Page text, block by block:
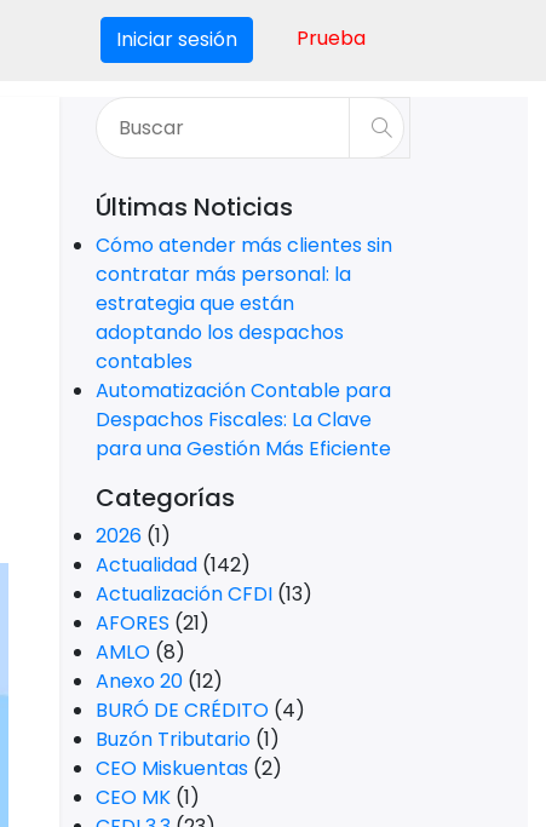
Iniciar sesión Prueba
Últimas Noticias
Cómo atender más clientes sin
contratar más personal: la
estrategia que están
adoptando los despachos
contables
Automatización Contable para
Despachos Fiscales: La Clave
para una Gestión Más Eficiente
Categorías
2026 (1)
Actualidad (142)
Actualización CFDI (13)
AFORES (21)
AMLO (8)
Anexo 20 (12)
BURÓ DE CRÉDITO (4)
Buzón Tributario (1)
CEO Miskuentas (2)
CEO MK (1)